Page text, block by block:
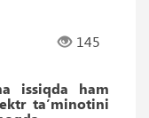
145
issiqda ham
ta’minotini